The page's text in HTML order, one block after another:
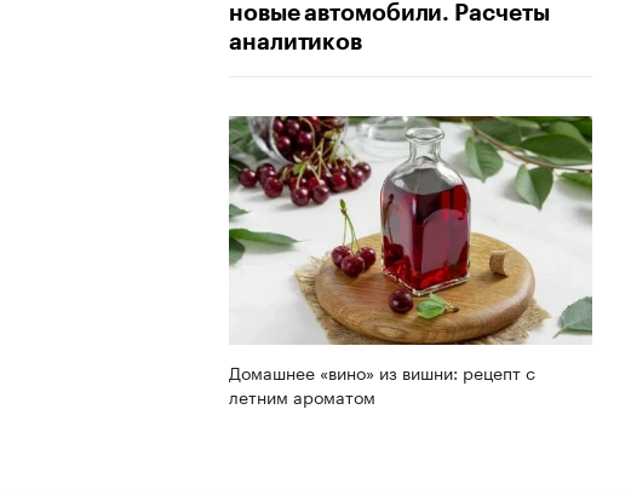
новые автомобили. Расчеты
аналитиков
Домашнее «вино» из вишни: рецепт с
летним ароматом